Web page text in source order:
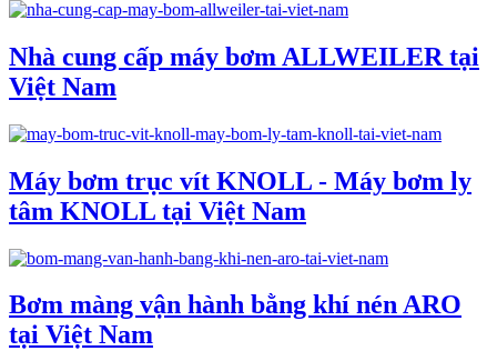
Nhà cung cấp máy bơm ALLWEILER tại
Việt Nam
Máy bơm trục vít KNOLL - Máy bơm ly
tâm KNOLL tại Việt Nam
Bơm màng vận hành bằng khí nén ARO
tại Việt Nam